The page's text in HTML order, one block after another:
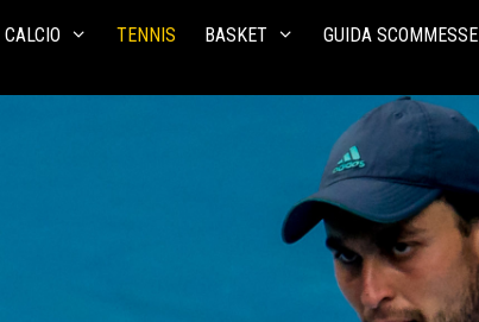
CALCIO TENNIS BASKET GUIDA SCOMMESSE